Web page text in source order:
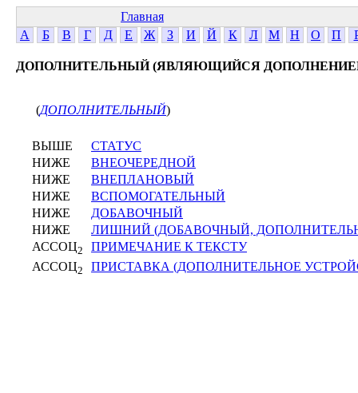
Главная
А
Б В Г Д Е Ж З И Й К Л М Н О П
ДОПОЛНИТЕЛЬНЫЙ (ЯВЛЯЮЩИЙСЯ
(ДОПОЛНИТЕЛЬНЫЙ)
ВЫШЕ
СТАТУС
НИЖЕ
ВНЕОЧЕРЕДНОЙ
НИЖЕ
ВНЕПЛАНОВЫЙ
НИЖЕ
ВСПОМОГАТЕЛЬНЫЙ
НИЖЕ
ДОБАВОЧНЫЙ
НИЖЕ
ЛИШНИЙ (ДОБАВОЧНЫЙ,
АССОЦ2
ПРИМЕЧАНИЕ К ТЕКСТУ
АССОЦ2 ПРИСТАВКА (ДОПОЛНИТЕЛЬНОЕ